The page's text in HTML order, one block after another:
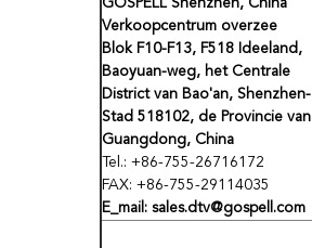
GOSPELL Shenzhen, China
Verkoopcentrum overzee
Blok F10-F13, F518 Ideeland,
Baoyuan-weg, het Centrale
District van Bao'an, Shenzhen-
Stad 518102, de Provincie van
Guangdong, China
Tel.: +86-755-26716172
FAX: +86-755-29114035
E_mail: sales.dtv@gospell.com